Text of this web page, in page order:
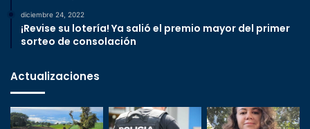
diciembre 24, 2022
¡Revise su lotería! Ya salió el premio mayor del primer
sorteo de consolación
Actualizaciones